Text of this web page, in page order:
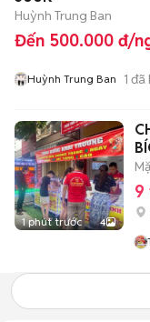
Huỳnh Trung Ban
Đến 500.000 đ/
Huỳnh Trung Ban 1 đã
1 phút trước 4
9